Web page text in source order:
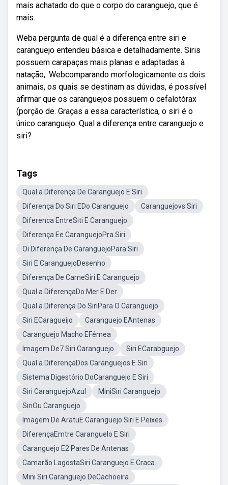
mais achatado do que o corpo do caranguejo, que é
mais.
Weba pergunta de qual é a diferença entre siri e
caranguejo entendeu básica e detalhadamente. Siris
possuem carapaças mais planas e adaptadas à
natação,. Webcomparando morfologicamente os dois
animais, os quais se destinam as dúvidas, é possível
afirmar que os caranguejos possuem o cefalotórax
(porção de. Graças a essa característica, o siri é o
único caranguejo. Qual a diferença entre caranguejo e
siri?
Tags
Qual a Diferença De Caranguejo E Siri
Diferença Do Siri EDo Caranguejo
Caranguejovs Siri
Diferenca EntreSiti E Caranguejo
Diferença Ee CaranguejoPra Siri
Oi Diferença De CaranguejoPara Siri
Siri E CaranguejoDesenho
Diferença De CarneSiri E Caranguejo
Qual a DiferençaDo Mer E Der
Qual a Diferença Do SiriPara O Caranguejo
Siri ECaragueijo
Caranguejo EAntenas
Caranguejo Macho EFêmea
Imagem De7 Siri Caranguejo
Siri ECarabguejo
Qual a DiferençaDos Caranguejos E Siri
Sistema Digestório DoCaranguejo E Siri
Siri CaranguejoAzul
MiniSiri Caranguejo
SiriOu Caranguejo
Imagem De AratuE Caranguejo Siri E Peixes
DiferençaEmtre Caranguelo E Siri
Caranguejo E2 Pares De Antenas
Camarão LagostaSiri Caranguejo E Craca.
Mini Siri Caranguejo DeCachoeira